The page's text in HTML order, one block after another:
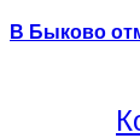
В Быково